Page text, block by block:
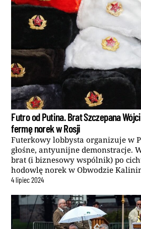
Futro od Putina. Brat Szczepana
fermę norek w Rosji
Futerkowy lobbysta organizuje w
głośne, antyunijne demonstracje.
brat (i biznesowy wspólnik) po
hodowlę norek w Obwodzie
4lipiec2024